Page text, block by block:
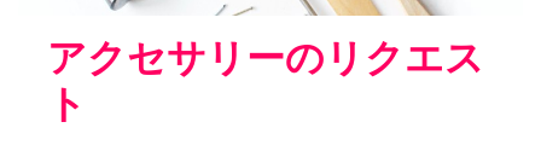
アクセサリーのリクエス
ト